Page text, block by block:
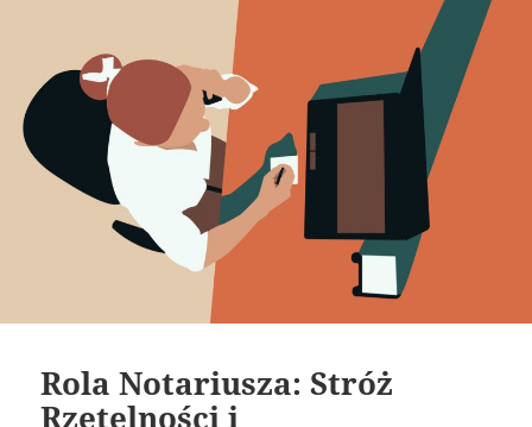
Rola Notariusza: Stróż
Rzetelności i